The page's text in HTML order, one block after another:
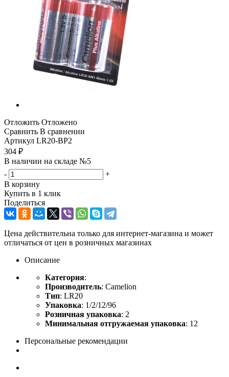
Отложить Отложено
Сравнить В сравнении
Артикул LR20-BP2
304 ₽
В наличии на складе №5
-
+
В корзину
Купить в 1 клик
Поделиться
Цена действительна только для интернет-магазина и может
отличаться от цен в розничных магазинах
Описание
Категория:
Производитель: Camelion
Тип: LR20
Упаковка: 1/2/12/96
Розничная упаковка: 2
Минимальная отгружаемая упаковка: 12
Персональные рекомендации